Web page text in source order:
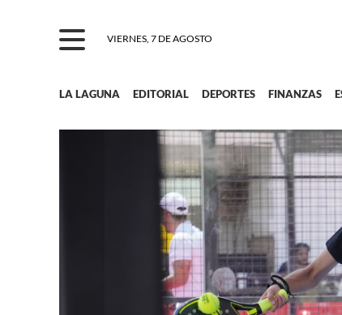
VIERNES, 7 DE AGOSTO
LA LAGUNA EDITORIAL DEPORTES FINANZAS